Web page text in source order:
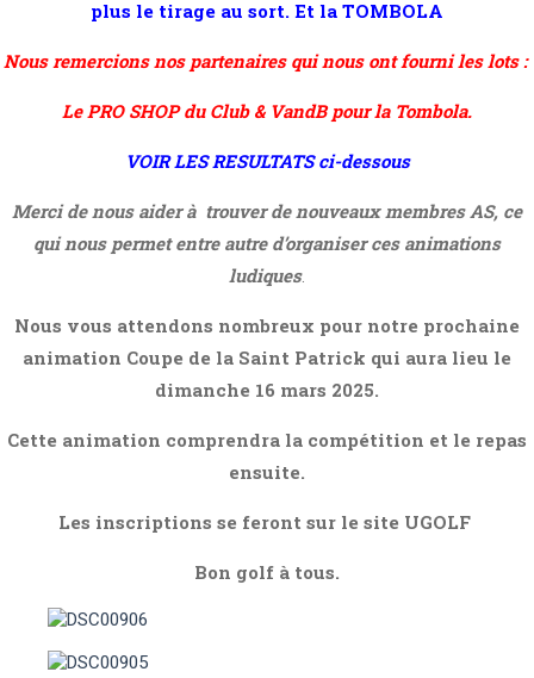
plus le tirage au sort. Et la TOMBOLA
Nous remercions nos partenaires qui nous ont fourni les lots :
Le PRO SHOP du Club & VandB pour la Tombola.
VOIR LES RESULTATS ci-dessous
Merci de nous aider à trouver de nouveaux membres AS, ce
qui nous permet entre autre d’organiser ces animations
ludiques.
Nous vous attendons nombreux pour notre prochaine
animation Coupe de la Saint Patrick qui aura lieu le
dimanche 16 mars 2025.
Cette animation comprendra la compétition et le repas
ensuite.
Les inscriptions se feront sur le site UGOLF
Bon golf à tous.